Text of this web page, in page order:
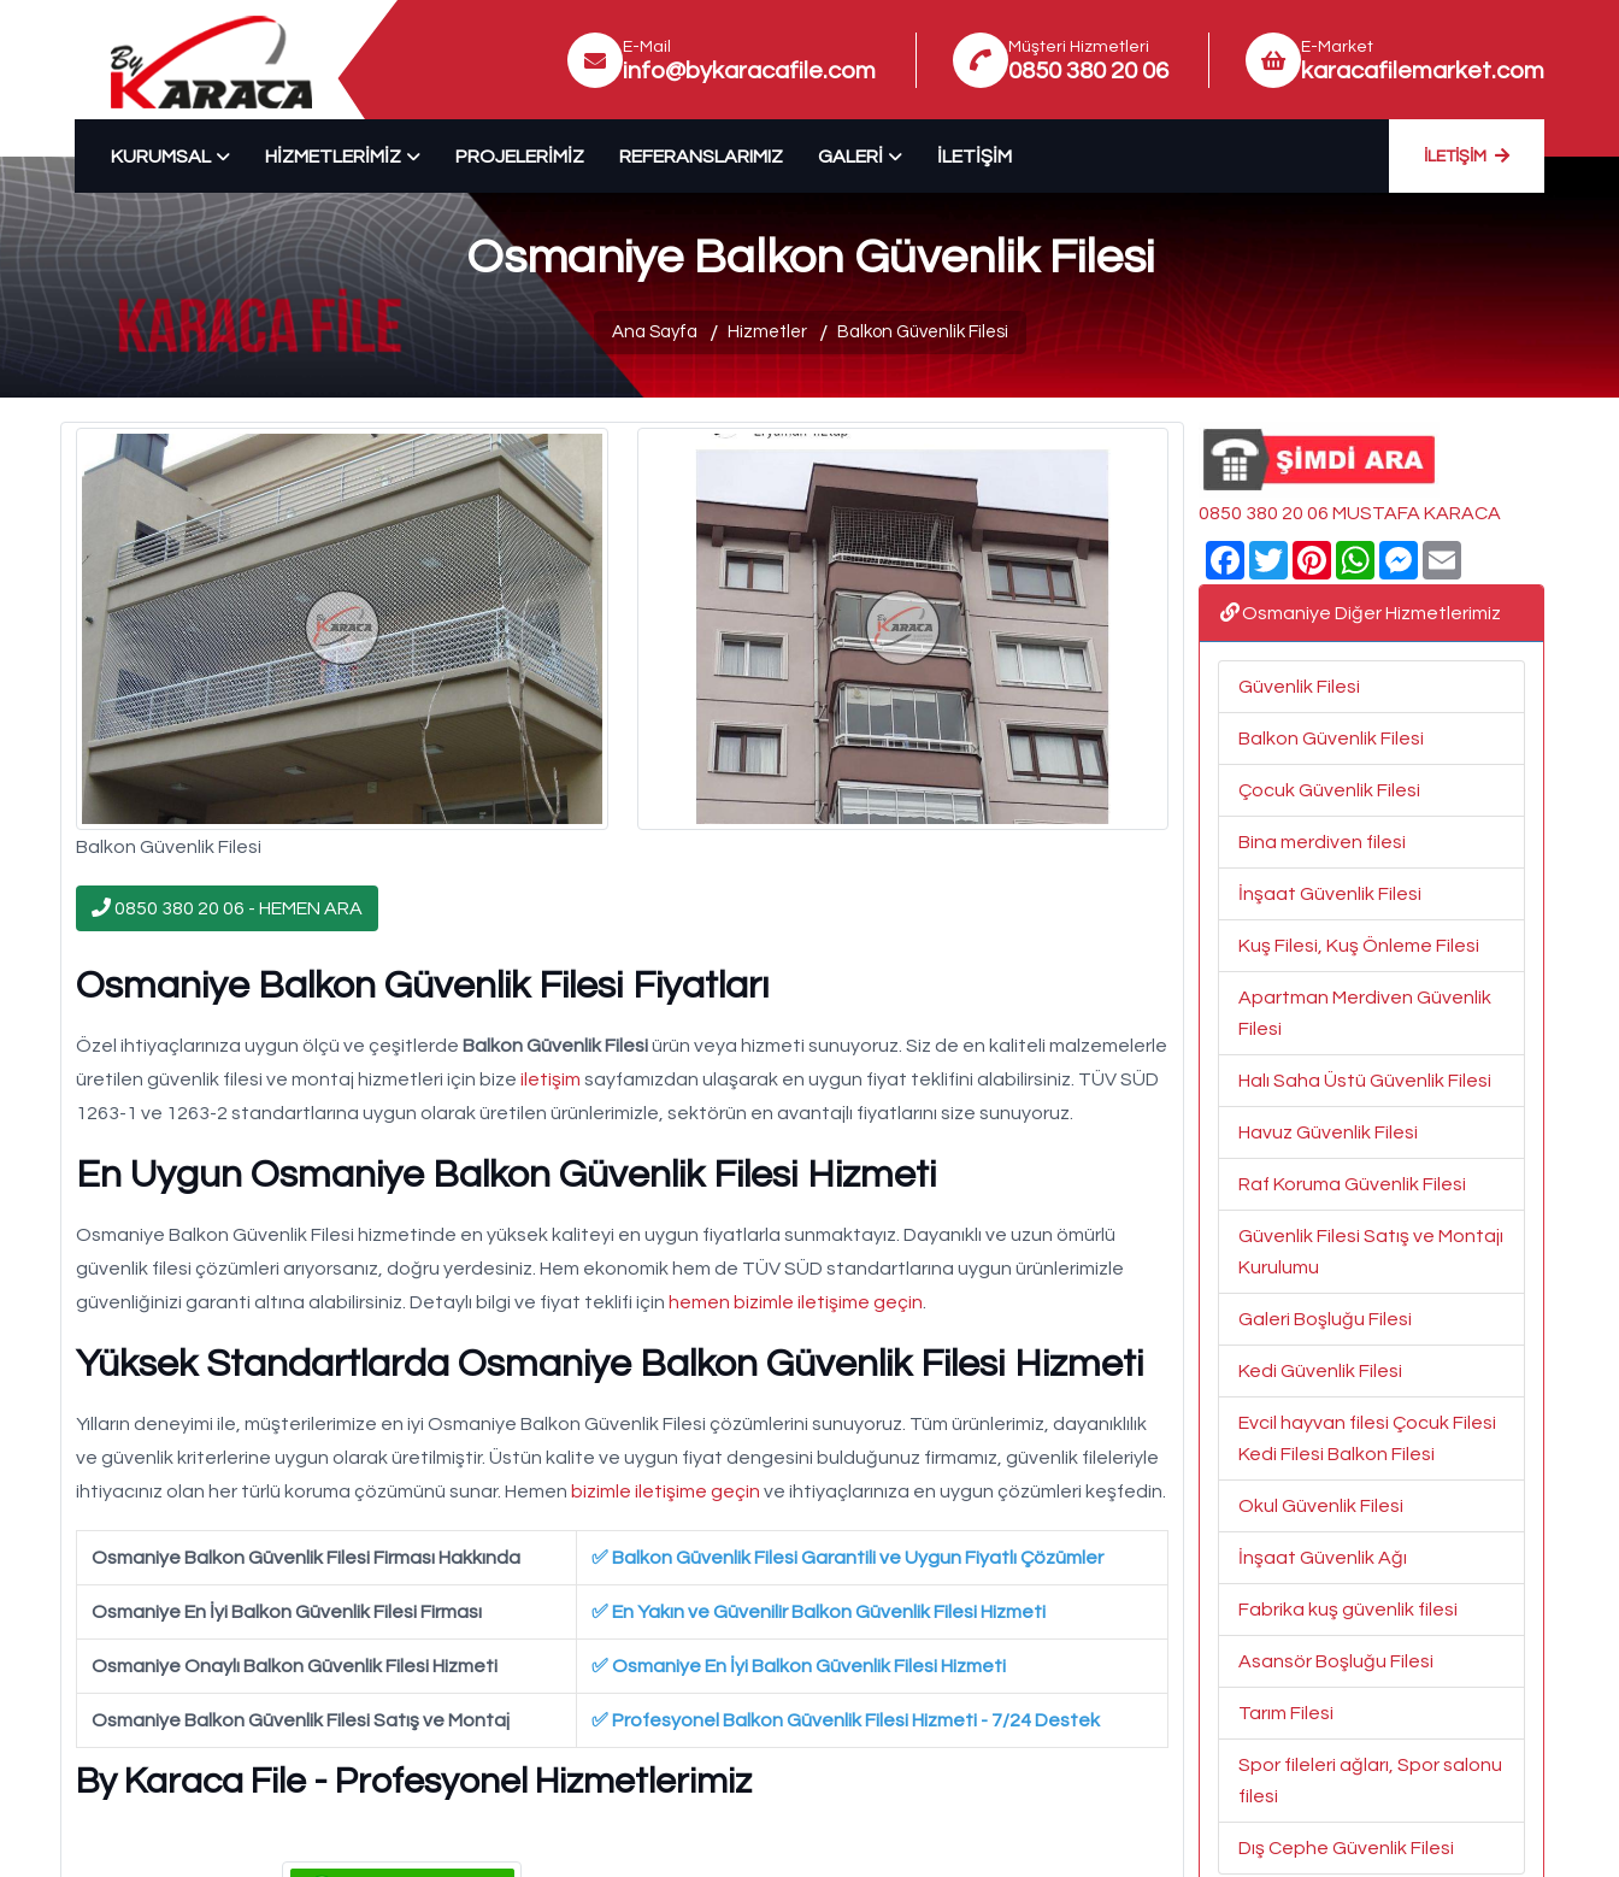
E-Mail
info@bykaracafile.com
Müşteri Hizmetleri
0850 380 20 06
E-Market
karacafilemarket.com
KURUMSAL HIZMETLERIMIZ PROJELERIMIZ REFERANSLARIMIZ GALERI İLETIŞIM İLETIŞIM
Osmaniye Balkon Güvenlik Filesi
Ana Sayfa Hizmetler Balkon Güvenlik Filesi
Balkon Güvenlik Filesi
0850 380 20 06 - HEMEN ARA
Osmaniye Balkon Güvenlik Filesi Fiyatları
Özel ihtiyaçlarınıza uygun ölçü ve çeşitlerde Balkon Güvenlik Filesiürün veya hizmeti sunuyoruz. Siz de en kaliteli malzemelerle
üretilen güvenlik filesi ve montaj hizmetleri için bize iletişim sayfamızdan ulaşarak en uygun fiyat teklifini alabilirsiniz. TÜV SÜD
1263-1 ve 1263-2 standartlarına uygun olarak üretilen ürünlerimizle, sektörün en avantajlı fiyatlarını size sunuyoruz.
En Uygun Osmaniye Balkon Güvenlik Filesi Hizmeti
Osmaniye Balkon Güvenlik Filesi hizmetinde en yüksek kaliteyi en uygun fiyatlarla sunmaktayız. Dayanıklı ve uzun ömürlü
güvenlik filesi çözümleri arıyorsanız, doğru yerdesiniz. Hem ekonomik hem de TÜV SÜD standartlarına uygun ürünlerimizle
güvenliğinizi garanti altına alabilirsiniz. Detaylı bilgi ve fiyat teklifi için hemen bizimle iletişime geçin
Yüksek Standartlarda Osmaniye Balkon Güvenlik Filesi Hizmeti
Yılların deneyimi ile, müşterilerimize en iyi Osmaniye Balkon Güvenlik Filesi çözümlerini sunuyoruz. Tüm ürünlerimiz, dayanıklılık
ve güvenlik kriterlerine uygun olarak üretilmiştir. Üstün kalite ve uygun fiyat dengesini bulduğunuz firmamız, güvenlik fileleriyle
ihtiyacınız olan her türlü koruma çözümünü sunar. Hemen bizimle iletişime geçin ve ihtiyaçlarınıza en uygun çözümleri keşfedin.
By Karaca File - Profesyonel Hizmetlerimiz
Osmaniye Balkon Güvenlik Filesi Firması Hakkında ✅ Balkon Güvenlik Filesi Garantili ve Uygun Fiyatlı Çözümler
Osmaniye En İyi Balkon Güvenlik Filesi Firması ✅ En Yakın ve Güvenilir Balkon Güvenlik Filesi Hizmeti
Osmaniye Onaylı Balkon Güvenlik Filesi Hizmeti ✅ Osmaniye En İyi Balkon Güvenlik Filesi Hizmeti
Osmaniye Balkon Güvenlik Filesi Satış ve Montaj ✅ Profesyonel Balkon Güvenlik Filesi Hizmeti - 7/24 Destek
0850 380 20 06 MUSTAFA KARACA
Facebook
TwitterPinterestWhatsAppMessenger
Osmaniye Diğer Hizmetlerimiz
Güvenlik Filesi
Balkon Güvenlik Filesi
Çocuk Güvenlik Filesi
Bina merdiven filesi
İnşaat Güvenlik Filesi
Kuş Filesi, Kuş Önleme Filesi
Apartman Merdiven Güvenlik
Filesi
Halı Saha Üstü Güvenlik Filesi
Havuz Güvenlik Filesi
Raf Koruma Güvenlik Filesi
Güvenlik Filesi Satış ve Montajı
Kurulumu
Galeri Boşluğu Filesi
Kedi Güvenlik Filesi
Evcil hayvan filesi Çocuk Filesi
Kedi Filesi Balkon Filesi
Okul Güvenlik Filesi
İnşaat Güvenlik Ağı
Fabrika kuş güvenlik filesi
Asansör Boşluğu Filesi
Tarım Filesi
Spor fileleri ağları, Spor salonu
filesi
Dış Cephe Güvenlik Filesi